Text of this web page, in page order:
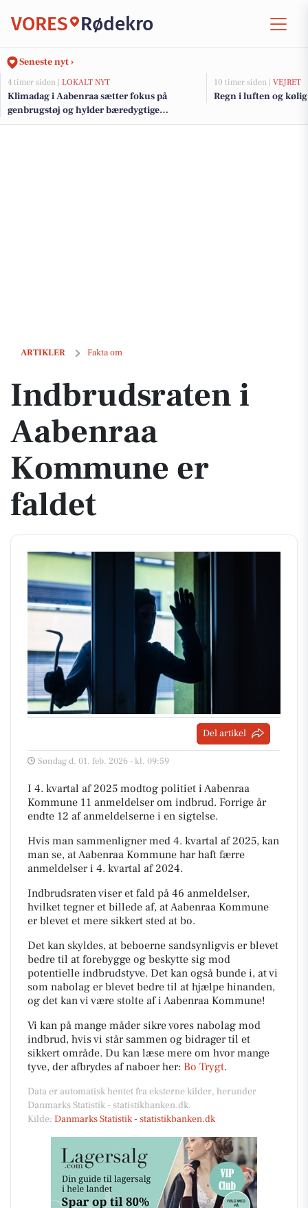
VORES Rødekro
Seneste nyt ›
4 timer siden | LOKALT NYT
Klimadag i Aabenraa sætter fokus på
genbrugstøj og hylder bæredygtige
initiativer med klimapris
10 timer siden | VEJRET
Regn i luften og
ARTIKLER Fakta om
Indbrudsraten i Aabenraa Kommune er faldet
Indbrudsraten i
Aabenraa
Kommune er
faldet
Del artikel
Søndag d. 01. feb. 2026 - kl. 09:59
I 4. kvartal af 2025 modtog politiet i Aabenraa
Kommune 11 anmeldelser om indbrud. Forrige år
endte 12 af anmeldelserne i en sigtelse.
Hvis man sammenligner med 4. kvartal af 2025, kan
man se, at Aabenraa Kommune har haft færre
anmeldelser i 4. kvartal af 2024.
Indbrudsraten viser et fald på 46 anmeldelser,
hvilket tegner et billede af, at Aabenraa Kommune
er blevet et mere sikkert sted at bo.
Det kan skyldes, at beboerne sandsynligvis er blevet
bedre til at forebygge og beskytte sig mod
potentielle indbrudstyve. Det kan også bunde i, at vi
som nabolag er blevet bedre til at hjælpe hinanden,
og det kan vi være stolte af i Aabenraa Kommune!
Vi kan på mange måder sikre vores nabolag mod
indbrud, hvis vi står sammen og bidrager til et
sikkert område. Du kan læse mere om hvor mange
tyve, der afbrydes af naboer her: Bo Trygt.
Data er automatisk hentet fra eksterne kilder, herunder
Danmarks Statistik - statistikbanken.dk.
Kilde: Danmarks Statistik - statistikbanken.dk